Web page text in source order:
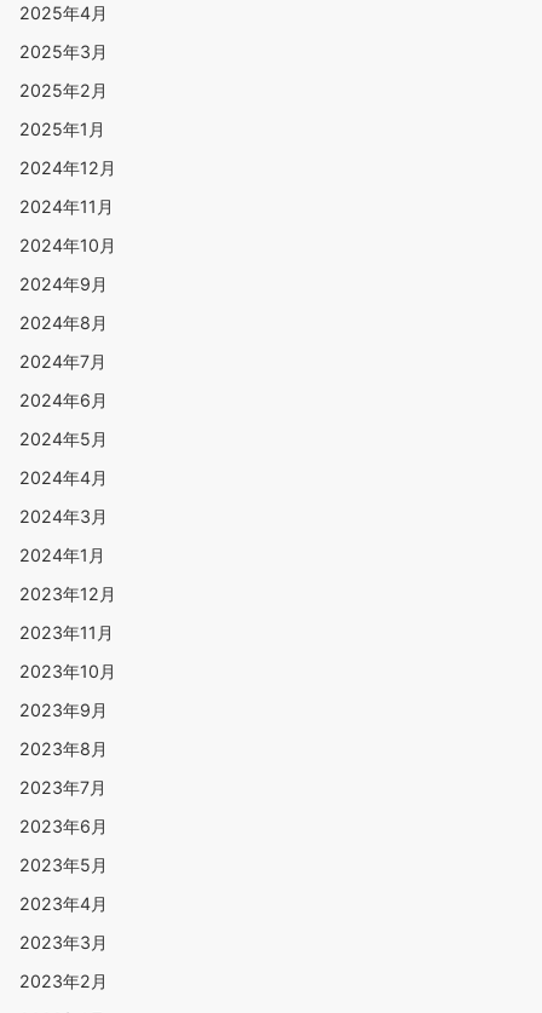
2025年4月
2025年3月
2025年2月
2025年1月
2024年12月
2024年11月
2024年10月
2024年9月
2024年8月
2024年7月
2024年6月
2024年5月
2024年4月
2024年3月
2024年1月
2023年12月
2023年11月
2023年10月
2023年9月
2023年8月
2023年7月
2023年6月
2023年5月
2023年4月
2023年3月
2023年2月